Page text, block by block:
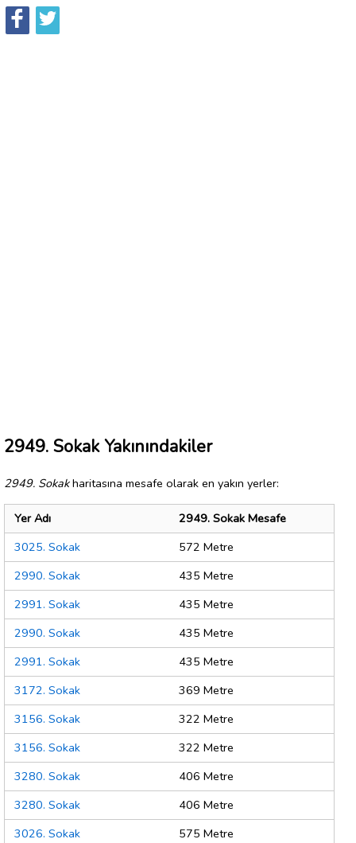
2949. Sokak Yakınındakiler
2949. Sokakharitasına mesafe olarak en yakın yerler:
Yer Adı
2949. Sokak Mesafe
3025. Sokak
572 Metre
2990. Sokak
435 Metre
2991. Sokak
435 Metre
2990. Sokak
435 Metre
2991. Sokak
435 Metre
3172. Sokak
369 Metre
3156. Sokak
322 Metre
3156. Sokak
322 Metre
3280. Sokak
406 Metre
3280. Sokak
406 Metre
3026. Sokak
575 Metre